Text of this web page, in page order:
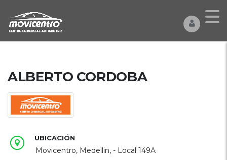
ALBERTO CORDOBA
UBICACIÓN
Movicentro, Medellin, - Local 149A